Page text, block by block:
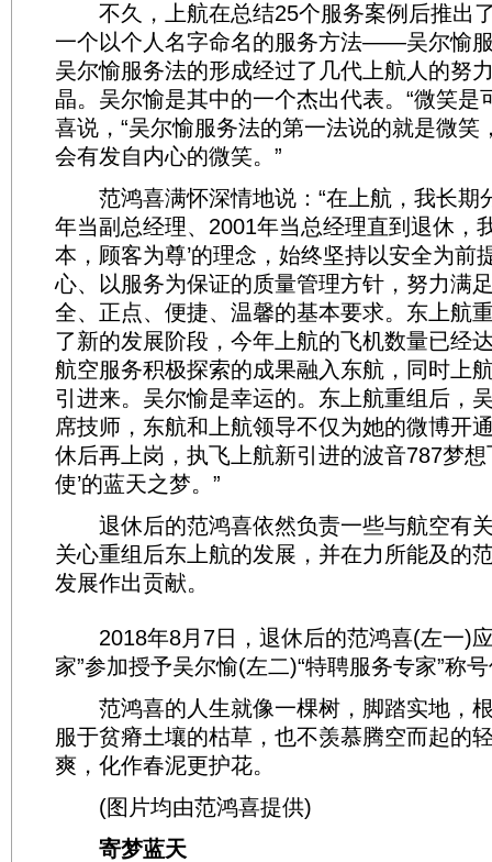
不久，上航在总结25个服务案例后推出
一个以个人名字命名的服务方法——吴尔愉
吴尔愉服务法的形成经过了几代上航人的努
晶。吴尔愉是其中的一个杰出代表。“微笑是
喜说，“吴尔愉服务法的第一法说的就是微笑
会有发自内心的微笑。”
范鸿喜满怀深情地说：“在上航，我长期
年当副总经理、2001年当总经理直到退休，
本，顾客为尊’的理念，始终坚持以安全为前
心、以服务为保证的质量管理方针，努力满
全、正点、便捷、温馨的基本要求。东上航
了新的发展阶段，今年上航的飞机数量已经
航空服务积极探索的成果融入东航，同时上
引进来。吴尔愉是幸运的。东上航重组后，
席技师，东航和上航领导不仅为她的微博开
休后再上岗，执飞上航新引进的波音787梦想
使’的蓝天之梦。”
退休后的范鸿喜依然负责一些与航空有
关心重组后东上航的发展，并在力所能及的
发展作出贡献。
2018年8月7日，退休后的范鸿喜(左一)应
家”参加授予吴尔愉(左二)“特聘服务专家”称
范鸿喜的人生就像一棵树，脚踏实地，
服于贫瘠土壤的枯草，也不羡慕腾空而起的
爽，化作春泥更护花。
(图片均由范鸿喜提供)
寄梦蓝天